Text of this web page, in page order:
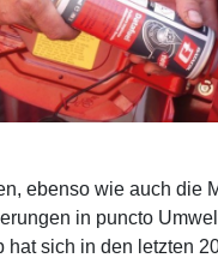
ebenso wie auch die
in puncto
hat sich in den letzten